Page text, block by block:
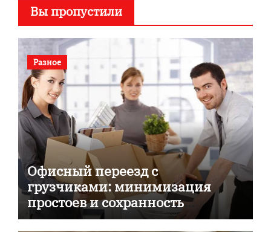
Вы пропустили
Разное
Офисный переезд с
грузчиками: минимизация
простоев и сохранность
документов